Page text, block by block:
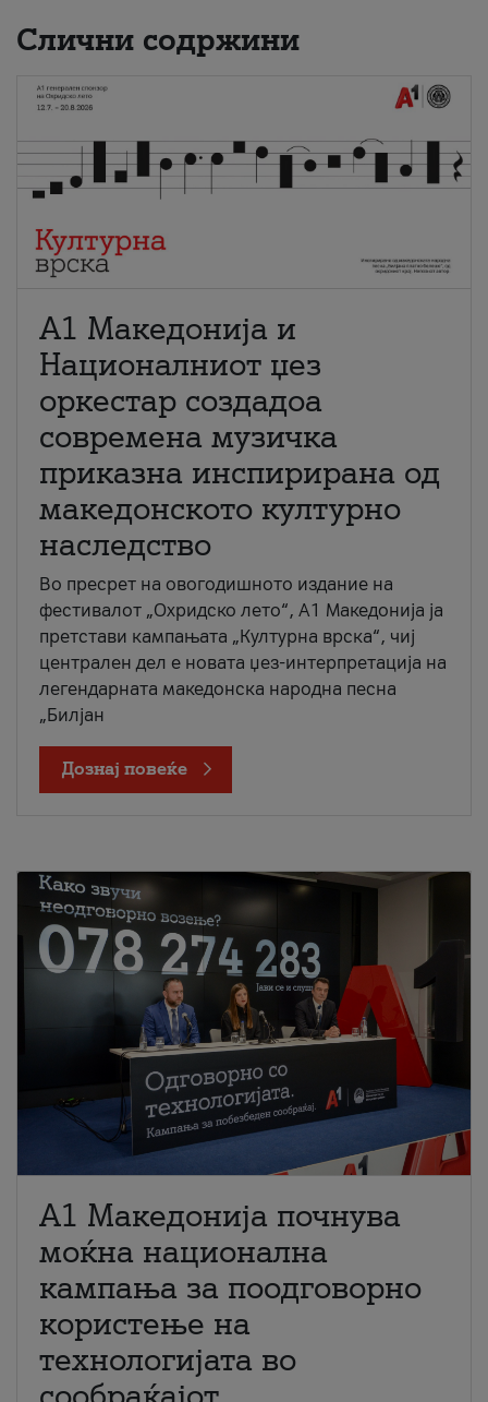
Слични содржини
А1 Македонија и
Националниот џез
оркестар создадоа
современа музичка
приказна инспирирана од
македонското културно
наследство
Во пресрет на овогодишното издание на
фестивалот „Охридско лето“, А1 Македонија ја
претстави кампањата „Културна врска“, чиј
централен дел е новата џез-интерпретација на
легендарната македонска народна песна
„Билјан
Дознај повеќе
A1 Македонија почнува
моќна национална
кампања за поодговорно
користење на
технологијата во